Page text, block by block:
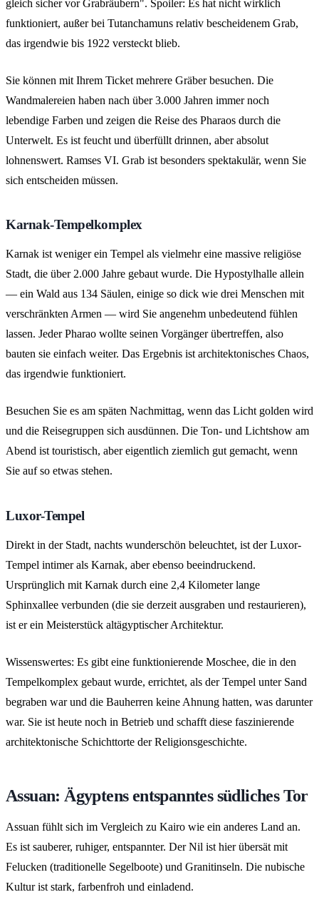
gleich sicher vor Grabräubern". Spoiler: Es hat nicht wirklich
funktioniert, außer bei Tutanchamuns relativ bescheidenem Grab,
das irgendwie bis 1922 versteckt blieb.
Sie können mit Ihrem Ticket mehrere Gräber besuchen. Die
Wandmalereien haben nach über 3.000 Jahren immer noch
lebendige Farben und zeigen die Reise des Pharaos durch die
Unterwelt. Es ist feucht und überfüllt drinnen, aber absolut
lohnenswert. Ramses VI. Grab ist besonders spektakulär, wenn Sie
sich entscheiden müssen.
Karnak-Tempelkomplex
Karnak ist weniger ein Tempel als vielmehr eine massive religiöse
Stadt, die über 2.000 Jahre gebaut wurde. Die Hypostylhalle allein
— ein Wald aus 134 Säulen, einige so dick wie drei Menschen mit
verschränkten Armen — wird Sie angenehm unbedeutend fühlen
lassen. Jeder Pharao wollte seinen Vorgänger übertreffen, also
bauten sie einfach weiter. Das Ergebnis ist architektonisches Chaos,
das irgendwie funktioniert.
Besuchen Sie es am späten Nachmittag, wenn das Licht golden wird
und die Reisegruppen sich ausdünnen. Die Ton- und Lichtshow am
Abend ist touristisch, aber eigentlich ziemlich gut gemacht, wenn
Sie auf so etwas stehen.
Luxor-Tempel
Direkt in der Stadt, nachts wunderschön beleuchtet, ist der Luxor-
Tempel intimer als Karnak, aber ebenso beeindruckend.
Ursprünglich mit Karnak durch eine 2,4 Kilometer lange
Sphinxallee verbunden (die sie derzeit ausgraben und restaurieren),
ist er ein Meisterstück altägyptischer Architektur.
Wissenswertes: Es gibt eine funktionierende Moschee, die in den
Tempelkomplex gebaut wurde, errichtet, als der Tempel unter Sand
begraben war und die Bauherren keine Ahnung hatten, was darunter
war. Sie ist heute noch in Betrieb und schafft diese faszinierende
architektonische Schichttorte der Religionsgeschichte.
Assuan: Ägyptens entspanntes südliches Tor
Assuan fühlt sich im Vergleich zu Kairo wie ein anderes Land an.
Es ist sauberer, ruhiger, entspannter. Der Nil ist hier übersät mit
Felucken (traditionelle Segelboote) und Granitinseln. Die nubische
Kultur ist stark, farbenfroh und einladend.